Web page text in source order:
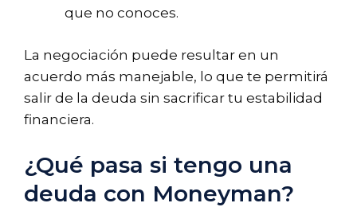
que no conoces.
La negociación puede resultar en un
acuerdo más manejable, lo que te permitirá
salir de la deuda sin sacrificar tu estabilidad
financiera.
¿Qué pasa si tengo una
deuda con Moneyman?